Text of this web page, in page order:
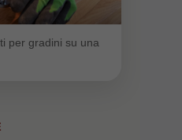
per gradini su una